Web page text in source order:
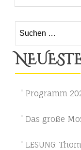
Suchen
nach:
Programm
Das große
LESUNG: